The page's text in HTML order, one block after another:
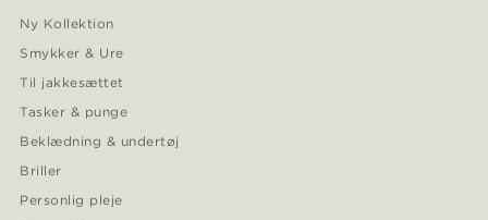
Ny Kollektion
Smykker & Ure
Til jakkesættet
Tasker & punge
Beklædning & undertøj
Briller
Personlig pleje